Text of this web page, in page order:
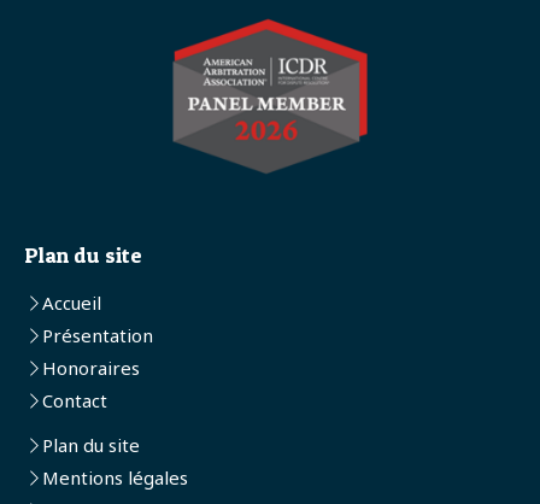
Plan du site
Accueil
Présentation
Honoraires
Contact
Plan du site
Mentions légales